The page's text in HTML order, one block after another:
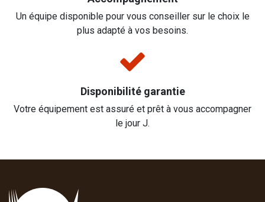
Un équipe disponible pour vous conseiller sur le choix le
plus adapté à vos besoins.
Disponibilité garantie
Votre équipement est assuré et prêt à vous accompagner
le jour J.